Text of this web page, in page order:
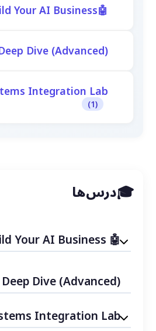
Your AI Business
Dive (Advanced)
Integration Lab
(1)
درس‌ها
Your AI Business
Deep Dive (Advanced)
Integration Lab